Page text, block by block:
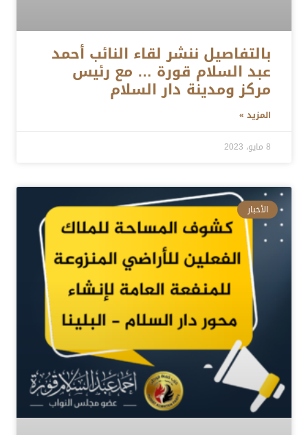
بالتفاصيل ننشر لقاء النائب أحمد
عبد السلام قورة … مع رئيس
مركز ومدينة دار السلام
المزيد »
8 مايو، 2023
الأخبار